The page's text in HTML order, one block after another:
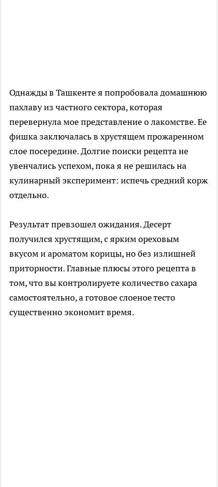
Однажды в Ташкенте я попробовала домашнюю
пахлаву из частного сектора, которая
перевернула мое представление о лакомстве. Ее
фишка заключалась в хрустящем прожаренном
слое посередине. Долгие поиски рецепта не
увенчались успехом, пока я не решилась на
кулинарный эксперимент: испечь средний корж
отдельно.
Результат превзошел ожидания. Десерт
получился хрустящим, с ярким ореховым
вкусом и ароматом корицы, но без излишней
приторности. Главные плюсы этого рецепта в
том, что вы контролируете количество сахара
самостоятельно, а готовое слоеное тесто
существенно экономит время.